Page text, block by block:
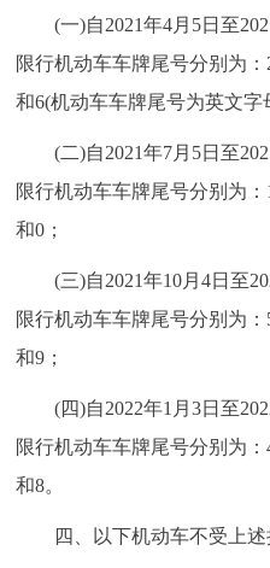
ESPAÑOL
(一)自2021年4月5日至
限行机动车车牌尾号分别为：
和6(机动车车牌尾号为英文字
(二)自2021年7月5日至
限行机动车车牌尾号分别为
和0；
(三)自2021年10月4日至
限行机动车车牌尾号分别为
和9；
(四)自2022年1月3日至
限行机动车车牌尾号分别为
和8。
四、以下机动车不受上述